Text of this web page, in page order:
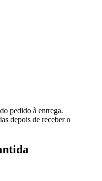
pedido à entrega.
depois de receber o